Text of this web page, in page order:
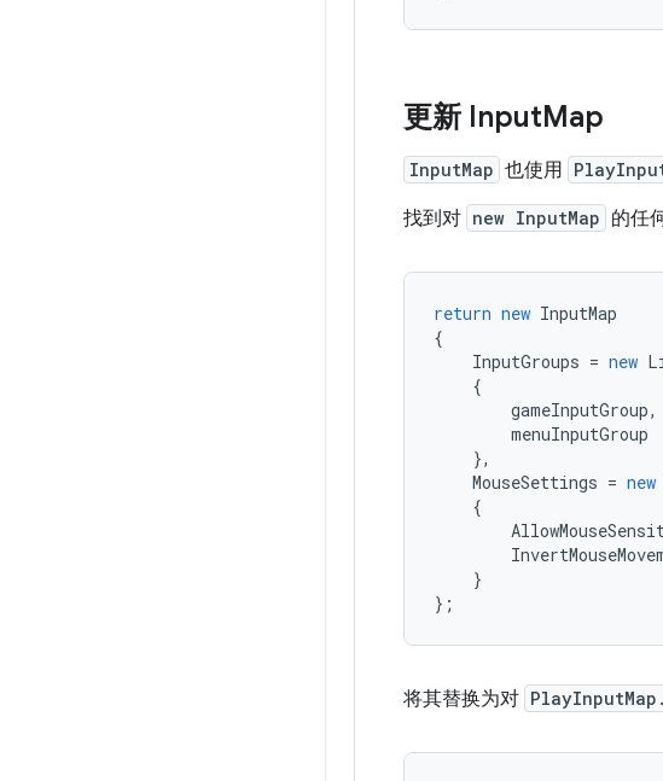
更新 InputMap
InputMap 也使用
找到对 new InputMap 的任
return new InputMap
{
InputGroups = new
{
gameInputGroup,
menuInputGroup
},
MouseSettings = new
{
}
};
将其替换为对